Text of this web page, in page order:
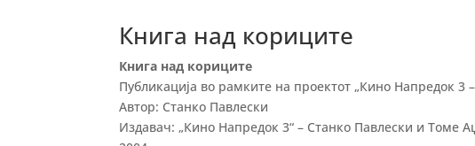
Книга над кориците
Книга над кориците
Публикација во рамките на проектот „Кино Напредок 3
Автор: Станко Павлески
Издавач: „Кино Напредок 3“ – Станко Павлески и Томе